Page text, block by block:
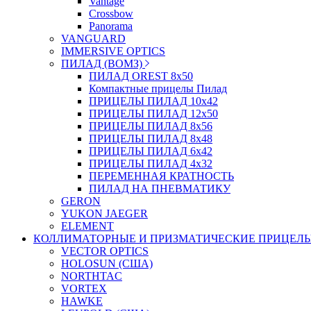
Crossbow
Panorama
VANGUARD
IMMERSIVE OPTICS
ПИЛАД (ВОМЗ)
ПИЛАД OREST 8х50
Компактные прицелы Пилад
ПРИЦЕЛЫ ПИЛАД 10х42
ПРИЦЕЛЫ ПИЛАД 12х50
ПРИЦЕЛЫ ПИЛАД 8х56
ПРИЦЕЛЫ ПИЛАД 8х48
ПРИЦЕЛЫ ПИЛАД 6х42
ПРИЦЕЛЫ ПИЛАД 4х32
ПЕРЕМЕННАЯ КРАТНОСТЬ
ПИЛАД НА ПНЕВМАТИКУ
GERON
YUKON JAEGER
ELEMENT
КОЛЛИМАТОРНЫЕ И ПРИЗМАТИЧЕСКИЕ
VECTOR OPTICS
HOLOSUN (США)
NORTHTAC
VORTEX
HAWKE